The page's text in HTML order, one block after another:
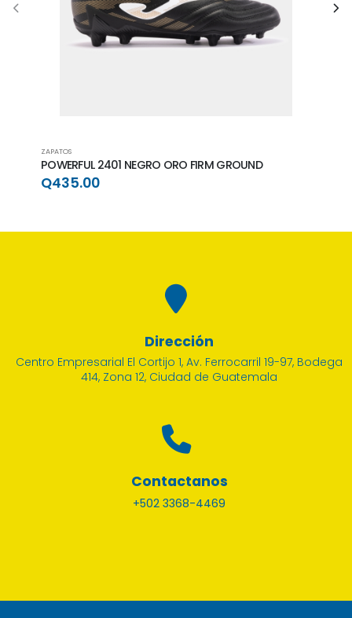
ZAPATOS
POWERFUL 2401 NEGRO ORO FIRM GROUND
Q435.00
Dirección
Centro Empresarial El Cortijo 1, Av. Ferrocarril 19-97, Bodega
414, Zona 12, Ciudad de Guatemala
Contactanos
+502 3368-4469